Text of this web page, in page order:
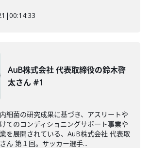
|00:14:33
AuB株式会社 代表取締役の鈴木啓
太さん #1
細菌の研究成果に基づき、アスリートや
てのコンディショニングサポート事業や
を展開されている、AuB株式会社 代表取
ん 第１回。サッカー選手...